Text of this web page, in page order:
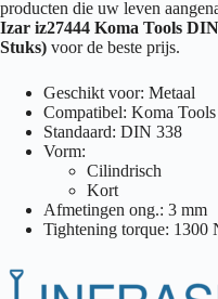
producten die uw leven
Izar iz27444 Koma Tools
Stuks) voor de beste prijs.
Geschikt voor: Metaal
Compatibel: Koma Tools
Standaard: DIN 338
Vorm:
Cilindrisch
Kort
Afmetingen ong.: 3 mm
Tightening torque: 1300